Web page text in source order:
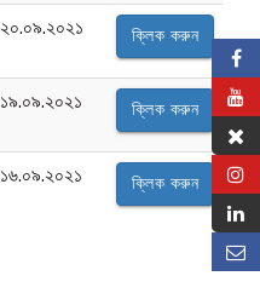
২০.০৯.২০২১ ক্লিক করুন
১৯.০৯.২০২১ ক্লিক করুন
১৬.০৯.২০২১ ক্লিক করুন